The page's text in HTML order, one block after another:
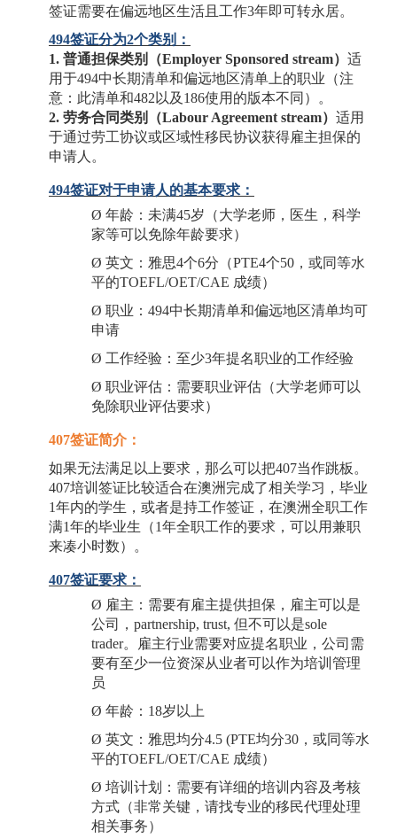
签证需要在偏远地区生活且工作3年即可转永居。
494签证分为2个类别：
1. 普通担保类别（Employer Sponsored stream） 适
用于494中长期清单和偏远地区清单上的职业（注
意：此清单和482以及186使用的版本不同）。
2. 劳务合同类别（Labour Agreement stream） 适用
于通过劳工协议或区域性移民协议获得雇主担保的
申请人。
494签证对于申请人的基本要求：
Ø 年龄：未满45岁（大学老师，医生，科学
家等可以免除年龄要求）
Ø 英文：雅思4个6分（PTE4个50，或同等水
平的TOEFL/OET/CAE 成绩）
Ø 职业： 494中长期清单和偏远地区清单均可
申请
Ø 工作经验：至少3年提名职业的工作经验
Ø 职业评估：需要职业评估（大学老师可以
免除职业评估要求）
407签证简介：
如果无法满足以上要求，那么可以把407当作跳板。
407培训签证比较适合在澳洲完成了相关学习，毕业
1年内的学生，或者是持工作签证，在澳洲全职工作
满1年的毕业生（1年全职工作的要求，可以用兼职
来凑小时数）。
407签证要求：
Ø 雇主：需要有雇主提供担保，雇主可以是
公司， partnership, trust, 但不可以是sole
trader。雇主行业需要对应提名职业，公司需
要有至少一位资深从业者可以作为培训管理
员
Ø 年龄： 18岁以上
Ø 英文：雅思均分4.5 (PTE均分30，或同等水
平的TOEFL/OET/CAE 成绩）
Ø 培训计划：需要有详细的培训内容及考核
方式（非常关键，请找专业的移民代理处理
相关事务）